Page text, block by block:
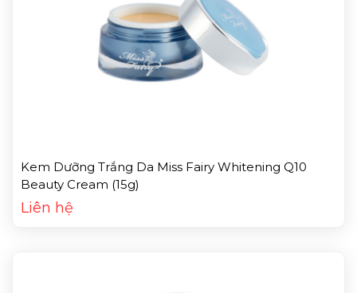
Kem Dưỡng Trắng Da Miss Fairy Whitening Q10
Beauty Cream (15g)
Liên hệ